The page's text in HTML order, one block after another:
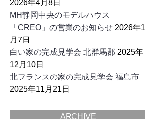
2026年4月8日
MH静岡中央のモデルハウス
「CREO」の営業のお知らせ 2026年1
月7日
白い家の完成見学会 北群馬郡 2025年
12月10日
北フランスの家の完成見学会 福島市
2025年11月21日
ARCHIVE